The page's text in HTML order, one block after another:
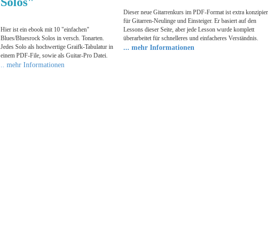
Hier ist ein ebook mit 10 "einfachen"
Blues/Bluesrock Solos in versch. Tonarten.
Jedes Solo als hochwertige Graifk-Tabulatur in
einem PDF-File, sowie als Guitar-Pro Datei.
.. mehr Informationen
Dieser neue Gitarrenkurs im PDF-Format ist extra
für Gitarren-Neulinge und Einsteiger. Er basiert auf den
Lessons dieser Seite, aber jede Lesson wurde komplett
überarbeitet für schnelleres und einfacheres Verständnis.
... mehr Informationen